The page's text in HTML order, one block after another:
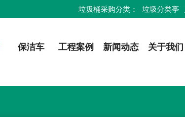
垃圾桶采购分类： 垃圾分类亭
保洁车 工程案例 新闻动态 关于我们